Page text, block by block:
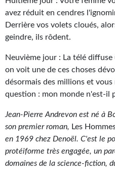
Goodies Gotland
Tirages d’art Une Heure-
À paraître
Revue de presse
Récompenses
Newsletter
Le Bélial' sur Youtube
avez réduit en cendres
Derrière vos volets cloués,
geindre, ils rôdent.
Neuvième jour : La télé
on voit une de ces choses
désormais des millions et vous
question : mon monde n'est-il
Jean-Pierre Andrevon est né à
son premier roman, Les
en 1969 chez Denoël. C'est le
protéiforme très engagée, un
domaines de la science-fiction,